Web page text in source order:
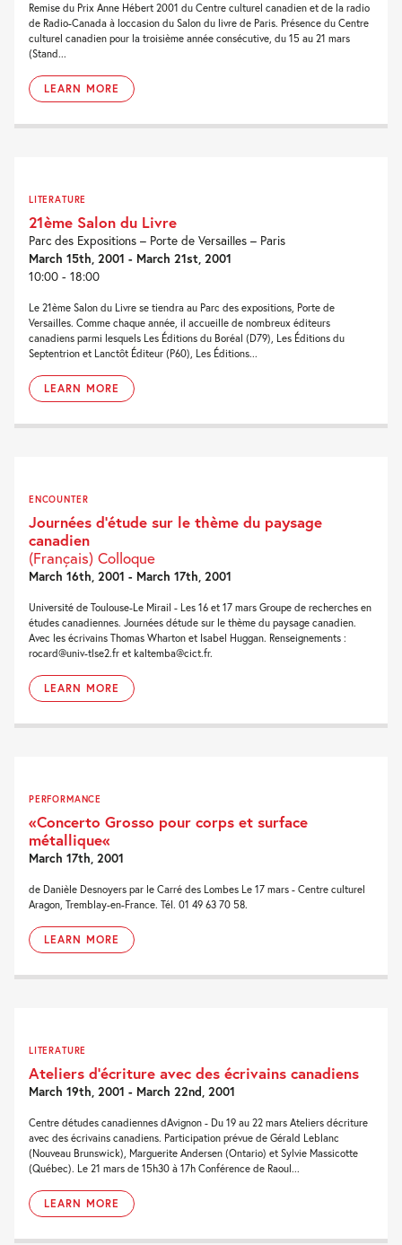
Remise du Prix Anne Hébert 2001 du Centre culturel canadien et de la radio
de Radio-Canada à loccasion du Salon du livre de Paris. Présence du Centre
culturel canadien pour la troisième année consécutive, du 15 au 21 mars
(Stand...
LEARN MORE
LITERATURE
21ème Salon du Livre
Parc des Expositions – Porte de Versailles – Paris
March 15th, 2001 - March 21st, 2001
10:00 - 18:00
Le 21ème Salon du Livre se tiendra au Parc des expositions, Porte de
Versailles. Comme chaque année, il accueille de nombreux éditeurs
canadiens parmi lesquels Les Éditions du Boréal (D79), Les Éditions du
Septentrion et Lanctôt Éditeur (P60), Les Éditions...
LEARN MORE
ENCOUNTER
Journées d’étude sur le thème du paysage
canadien
(Français) Colloque
March 16th, 2001 - March 17th, 2001
Université de Toulouse-Le Mirail - Les 16 et 17 mars Groupe de recherches en
études canadiennes. Journées détude sur le thème du paysage canadien.
Avec les écrivains Thomas Wharton et Isabel Huggan. Renseignements :
rocard@univ-tlse2.fr et kaltemba@cict.fr.
LEARN MORE
PERFORMANCE
«Concerto Grosso pour corps et surface
métallique«
March 17th, 2001
de Danièle Desnoyers par le Carré des Lombes Le 17 mars - Centre culturel
Aragon, Tremblay-en-France. Tél. 01 49 63 70 58.
LEARN MORE
LITERATURE
Ateliers d’écriture avec des écrivains canadiens
March 19th, 2001 - March 22nd, 2001
Centre détudes canadiennes dAvignon - Du 19 au 22 mars Ateliers décriture
avec des écrivains canadiens. Participation prévue de Gérald Leblanc
(Nouveau Brunswick), Marguerite Andersen (Ontario) et Sylvie Massicotte
(Québec). Le 21 mars de 15h30 à 17h Conférence de Raoul...
LEARN MORE